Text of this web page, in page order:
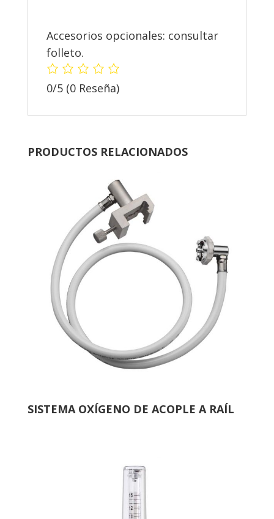
Accesorios opcionales: consultar
folleto.
0/5 (0 Reseña)
PRODUCTOS RELACIONADOS
SISTEMA OXÍGENO DE ACOPLE A RAÍL